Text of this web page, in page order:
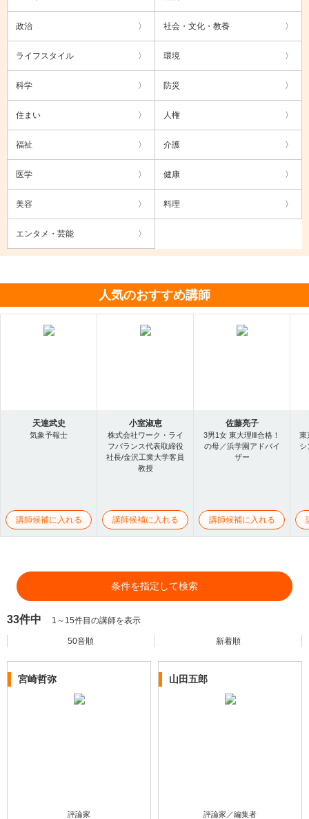
政治 社会・文化・教養
ライフスタイル 環境
科学 防災
住まい 人権
福祉 介護
医学 健康
美容 料理
エンタメ・芸能
人気のおすすめ講師
天達武史
気象予報士
講師候補に入れる
小室淑恵
株式会社ワーク・ライ
フバランス代表取締役
社長/金沢工業大学客員
教授
講師候補に入れる
佐藤亮子
3男1女 東大理Ⅲ合格！
の母／浜学園アドバイ
ザー
講師候補に入れる
東
シ
条件を指定して検索
33件中 1～15件目の講師を表示
50音順 新着順
宮崎哲弥
評論家
山田五郎
評論家／編集者